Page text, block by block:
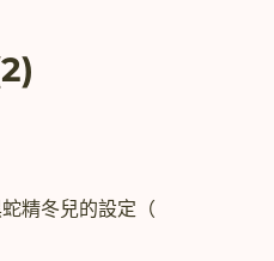
精冬兒的設定（